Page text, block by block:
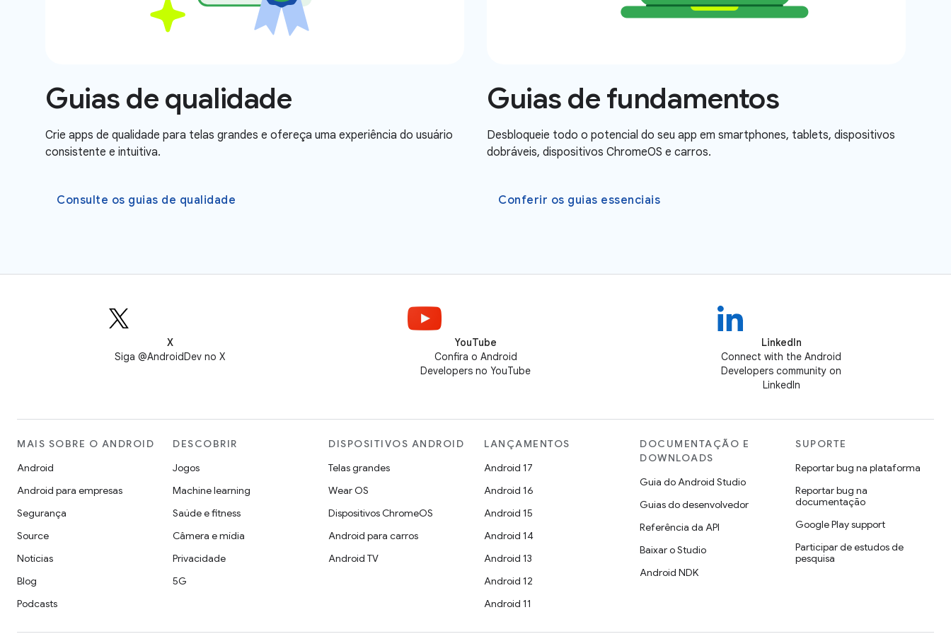
Guias de qualidade
Crie apps de qualidade para telas grandes e ofereça uma experiência do usuário
consistente e intuitiva.
Consulte os guias de qualidade
Guias de fundamentos
Desbloqueie todo o potencial do seu app em smartphones, tablets, dispositivos
dobráveis, dispositivos ChromeOS e carros.
Conferir os guias essenciais
X
Siga @AndroidDev no X
YouTube
Confira o Android
Developers no YouTube
LinkedIn
Connect with the Android
Developers community on
LinkedIn
MAIS SOBRE O ANDROID
Android
Android para empresas
Segurança
Source
Notícias
Blog
Podcasts
DESCOBRIR
Jogos
Machine learning
Saúde e fitness
Câmera e mídia
Privacidade
5G
DISPOSITIVOS ANDROID
Telas grandes
Wear OS
Dispositivos ChromeOS
Android para carros
Android TV
LANÇAMENTOS
Android 17
Android 16
Android 15
Android 14
Android 13
Android 12
Android 11
DOCUMENTAÇÃO E
DOWNLOADS
Guia do Android Studio
Guias do desenvolvedor
Referência da API
Baixar o Studio
Android NDK
SUPORTE
Reportar bug na plataforma
Reportar bug na
documentação
Google Play support
Participar de estudos de
pesquisa